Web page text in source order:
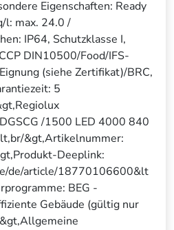
Eigenschaften: Ready
l: max. 24.0 /
IP64, Schutzklasse I,
DIN10500/Food/IFS-
(siehe Zertifikat)/BRC,
5
/1500 LED 4000 840
&gt,Artikelnummer:
Deeplink:
de/article/18770106600&lt
BEG -
Gebäude (gültig nur